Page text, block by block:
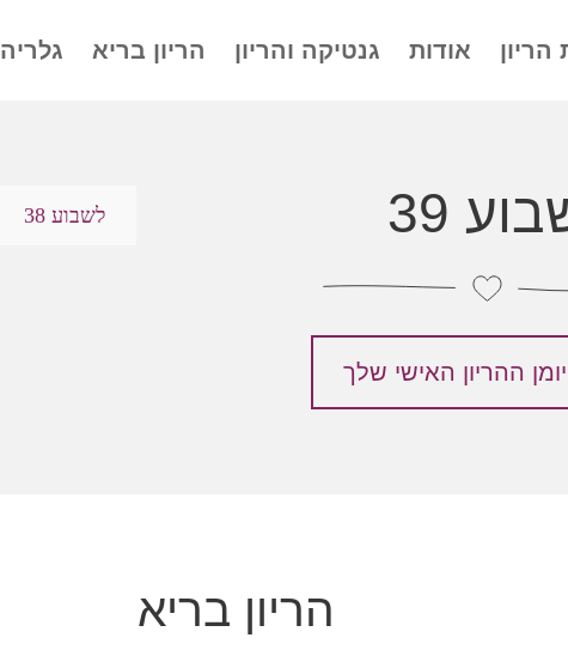
אודות גנטיקה והריון הריון בריא גלריה
לשבוע 38 39
ההריון האישי שלך
הריון בריא